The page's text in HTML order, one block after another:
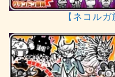
【ネコル